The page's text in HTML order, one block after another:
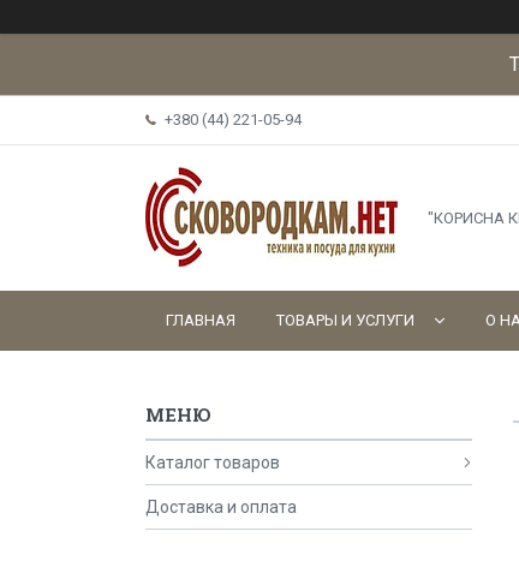
+380 (44) 221-05-94
"КОРИСНА
ГЛАВНАЯ ТОВАРЫ И УСЛУГИ О
Каталог товаров
Доставка и оплата